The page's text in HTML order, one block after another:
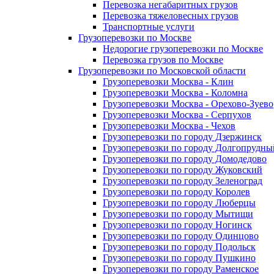
Перевозка негабаритных грузов
Перевозка тяжеловесных грузов
Транспортные услуги
Грузоперевозки по Москве
Недорогие грузоперевозки по Москве
Перевозка грузов по Москве
Грузоперевозки по Московской области
Грузоперевозки Москва - Клин
Грузоперевозки Москва - Коломна
Грузоперевозки Москва - Орехово-Зуево
Грузоперевозки Москва - Серпухов
Грузоперевозки Москва - Чехов
Грузоперевозки по городу Дзержинск
Грузоперевозки по городу
Грузоперевозки по городу Домодедово
Грузоперевозки по городу Жуковский
Грузоперевозки по городу Зеленоград
Грузоперевозки по городу Королев
Грузоперевозки по городу Люберцы
Грузоперевозки по городу Мытищи
Грузоперевозки по городу Ногинск
Грузоперевозки по городу Одинцово
Грузоперевозки по городу Подольск
Грузоперевозки по городу Пушкино
Грузоперевозки по городу Раменское